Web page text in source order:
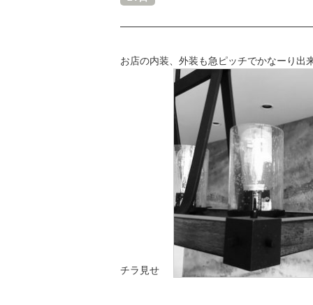
お店の内装、外装も急ピッチでかなーり
チラ見せ